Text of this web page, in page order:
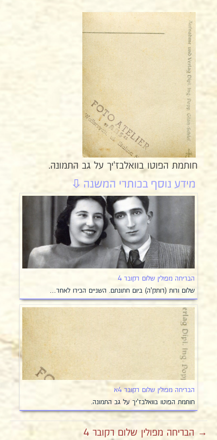
חותמת הפוטו בוואלבז'יך על גב התמונה.
הבריחה מפולין שלום רקובר 4
שלום ורות (רותק'ה) ביום חתונתם. השניים הכירו לאחר…
הבריחה מפולין שלום רקובר 4א
חותמת הפוטו בוואלבז'יך על גב התמונה.
→ הבריחה מפולין שלום רקובר 4